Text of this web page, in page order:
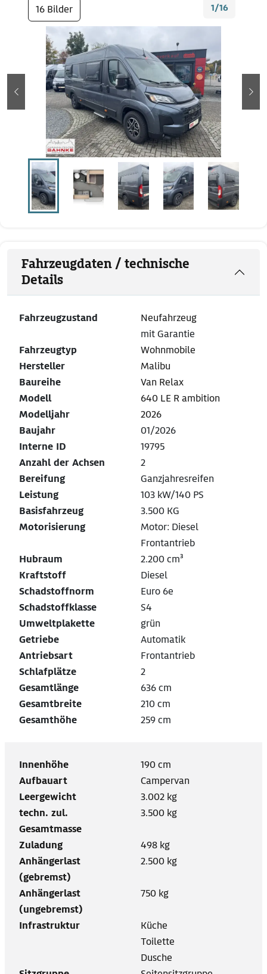
16 Bilder 1/16
zurück
Fahrzeugdaten / technische
Details
Fahrzeugzustand
Neufahrzeug
mit Garantie
Fahrzeugtyp
Wohnmobile
Hersteller
Malibu
Baureihe
Van Relax
Modell
640 LE R ambition
Modelljahr
2026
Baujahr
01/2026
Interne ID
19795
Anzahl der Achsen
2
Bereifung
Ganzjahresreifen
Leistung
103 kW/140 PS
Basisfahrzeug
3.500 KG
Motorisierung
Motor: Diesel
Frontantrieb
Hubraum
2.200 cm³
Kraftstoff
Diesel
Schadstoffnorm
Euro 6e
Schadstoffklasse
S4
Umweltplakette
grün
Getriebe
Automatik
Antriebsart
Frontantrieb
Schlafplätze
2
Gesamtlänge
636 cm
Gesamtbreite
210 cm
Gesamthöhe
259 cm
Innenhöhe
190 cm
Aufbauart
Campervan
Leergewicht
3.002 kg
techn. zul.
Gesamtmasse
3.500 kg
Zuladung
498 kg
Anhängerlast
(gebremst)
2.500 kg
Anhängerlast
(ungebremst)
750 kg
Infrastruktur
Küche
Toilette
Dusche